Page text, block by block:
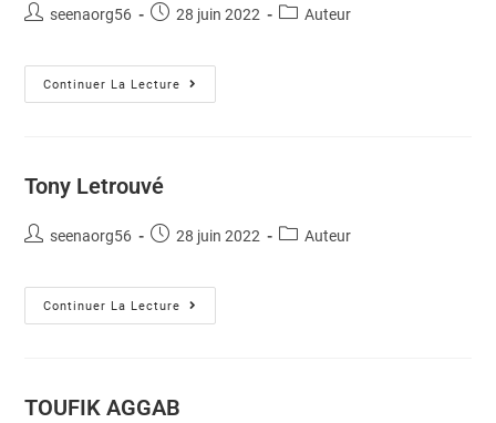
seenaorg56 28 juin 2022 Auteur
Continuer La Lecture
Tony Letrouvé
seenaorg56 28 juin 2022 Auteur
Continuer La Lecture
TOUFIK AGGAB